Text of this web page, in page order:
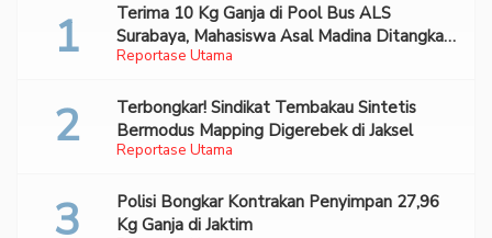
Reportase Utama
Terima 10 Kg Ganja di Pool Bus ALS
Surabaya, Mahasiswa Asal Madina Ditangkap
Bareskrim
Reportase Utama
Terbongkar! Sindikat Tembakau Sintetis
Bermodus Mapping Digerebek di Jaksel
Polisi Bongkar Kontrakan Penyimpan 27,96
Kg Ganja di Jaktim